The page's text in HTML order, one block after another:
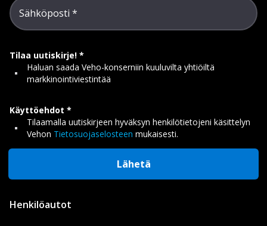
Sähköposti
Tilaa uutiskirje!
Haluan saada Veho-konserniin kuuluvilta yhtiöiltä
markkinointiviestintää
Käyttöehdot
Tilaamalla uutiskirjeen hyväksyn henkilötietojeni käsittelyn
Vehon Tietosuojaselosteen mukaisesti.
Lähetä
Henkilöautot